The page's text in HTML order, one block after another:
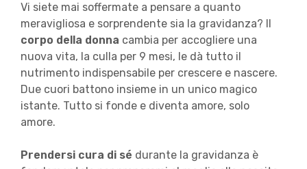
Vi siete mai soffermate a pensare a quanto
meravigliosa e sorprendente sia la gravidanza? Il
corpo della donna cambia per accogliere una
nuova vita, la culla per 9 mesi, le dà tutto il
nutrimento indispensabile per crescere e nascere.
Due cuori battono insieme in un unico magico
istante. Tutto si fonde e diventa amore, solo
amore.
Prendersi cura di sé durante la gravidanza è